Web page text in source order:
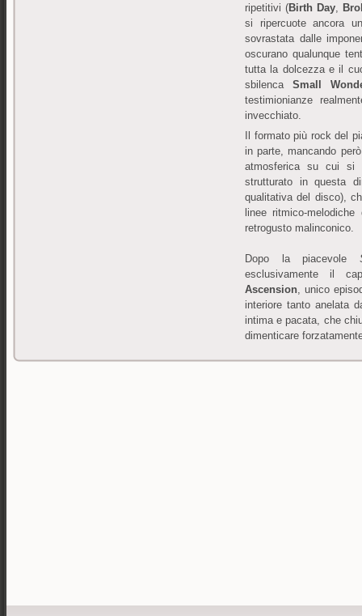
ripetitivi (Birth Day,
si ripercuote ancora
sovrastata dalle
oscurano qualunque
tutta la dolcezza e il
sbilencaSmall
testimionianze
invecchiato.
Il formato più rock del
in parte, mancando
atmosferica su cui si
strutturato in questa
qualitativa del disco),
linee ritmico-
retrogusto malinconico.
Dopo la piacevole
esclusivamente il
Ascension, unico
interiore tanto anelata
intima e pacata, che
dimenticare